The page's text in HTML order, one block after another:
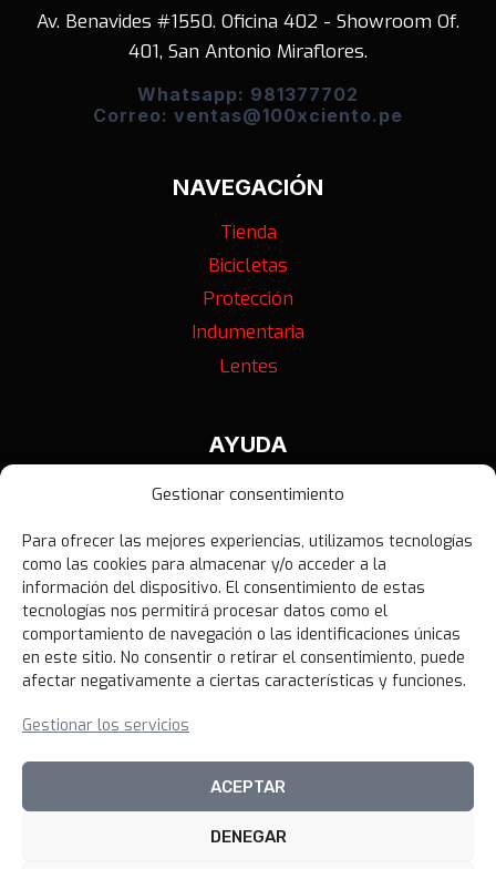
Gestionar consentimiento
Para ofrecer las mejores experiencias, utilizamos tecnologías
como las cookies para almacenar y/o acceder a la
información del dispositivo. El consentimiento de estas
tecnologías nos permitirá procesar datos como el
comportamiento de navegación o las identificaciones únicas
en este sitio. No consentir o retirar el consentimiento, puede
afectar negativamente a ciertas características y funciones.
Gestionar los servicios
ACEPTAR
DENEGAR
Av. Benavides #1550. Oficina 402 - Showroom Of.
401, San Antonio Miraflores.
Whatsapp: 981377702
Correo: ventas@100xciento.pe
NAVEGACIÓN
Tienda
Bicicletas
Protección
Indumentaria
Lentes
AYUDA
Contáctanos
Política de Privacidad
Política de Devoluciones
Libro de Reclamaciones